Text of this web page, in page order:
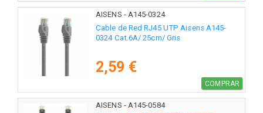
AISENS - A145-0324
Cable de Red RJ45 UTP Aisens A145-
0324 Cat.6A/ 25cm/ Gris
2,59 €
COMPRAR
AISENS - A145-0584